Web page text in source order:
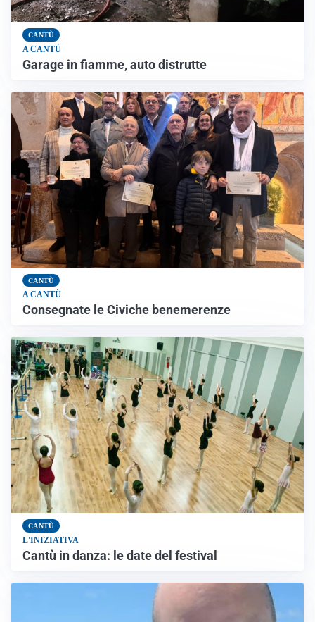
CANTÙ
A CANTÙ
Garage in fiamme, auto distrutte
CANTÙ
A CANTÙ
Consegnate le Civiche benemerenze
CANTÙ
L'INIZIATIVA
Cantù in danza: le date del festival